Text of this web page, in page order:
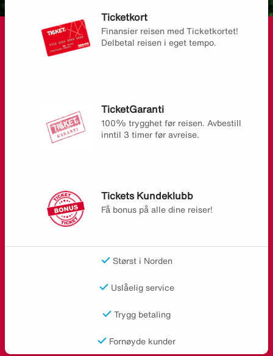
Ticketkort
Finansier reisen med Ticketkortet!
Delbetal reisen i eget tempo.
TicketGaranti
100% trygghet før reisen. Avbestill
inntil 3 timer før avreise.
Tickets Kundeklubb
Få bonus på alle dine reiser!
Størst i Norden
Uslåelig service
Trygg betaling
Fornøyde kunder